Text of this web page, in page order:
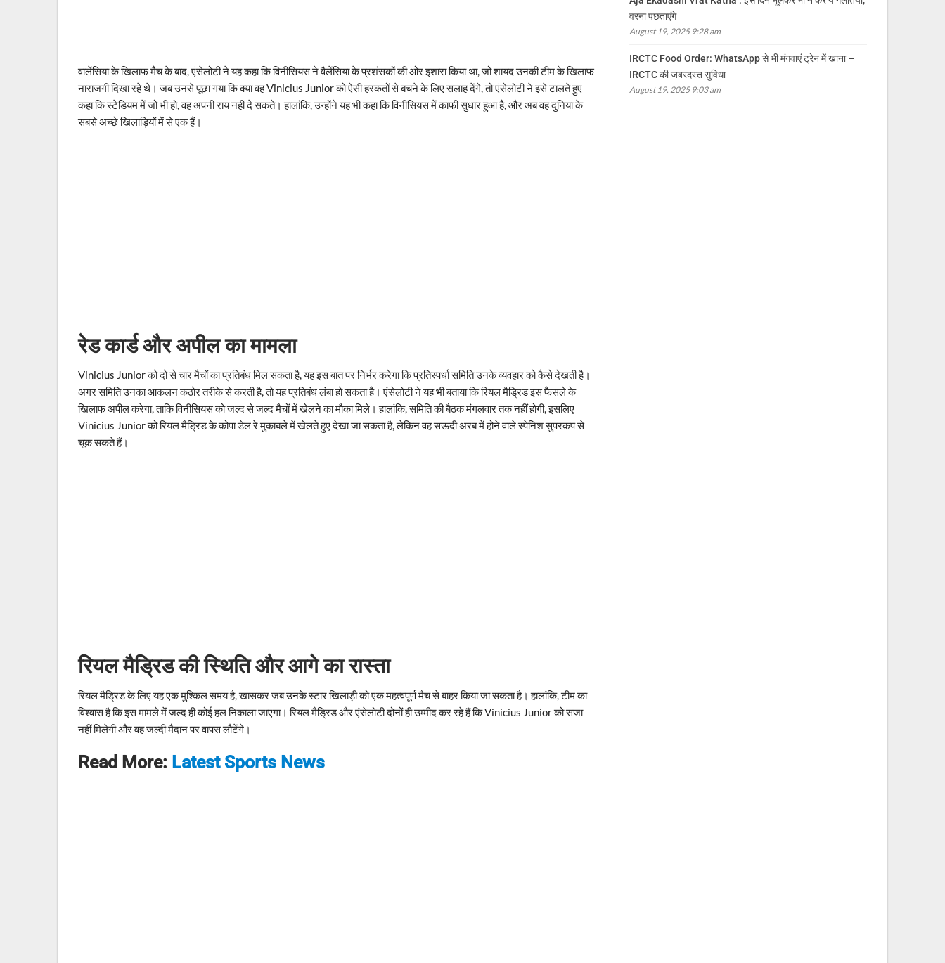
वालेंसिया के खिलाफ मैच के बाद, एंसेलोटी ने यह कहा कि विनीसियस ने वैलेंसिया के प्रशंसकों की ओर इशारा किया था, जो शायद उनकी टीम के खिलाफ
नाराजगी दिखा रहे थे। जब उनसे पूछा गया कि क्या वह Vinicius Junior को ऐसी हरकतों से बचने के लिए सलाह देंगे, तो एंसेलोटी ने इसे टालते हुए
कहा कि स्टेडियम में जो भी हो, वह अपनी राय नहीं दे सकते। हालांकि, उन्होंने यह भी कहा कि विनीसियस में काफी सुधार हुआ है, और अब वह दुनिया के
सबसे अच्छे खिलाड़ियों में से एक हैं।
रेड कार्ड और अपील का मामला
Vinicius Junior को दो से चार मैचों का प्रतिबंध मिल सकता है, यह इस बात पर निर्भर करेगा कि प्रतिस्पर्धा समिति उनके व्यवहार को कैसे देखती है।
अगर समिति उनका आकलन कठोर तरीके से करती है, तो यह प्रतिबंध लंबा हो सकता है। एंसेलोटी ने यह भी बताया कि रियल मैड्रिड इस फैसले के
खिलाफ अपील करेगा, ताकि विनीसियस को जल्द से जल्द मैचों में खेलने का मौका मिले। हालांकि, समिति की बैठक मंगलवार तक नहीं होगी, इसलिए
Vinicius Junior को रियल मैड्रिड के कोपा डेल रे मुकाबले में खेलते हुए देखा जा सकता है, लेकिन वह सऊदी अरब में होने वाले स्पेनिश सुपरकप से
चूक सकते हैं।
रियल मैड्रिड की स्थिति और आगे का रास्ता
रियल मैड्रिड के लिए यह एक मुश्किल समय है, खासकर जब उनके स्टार खिलाड़ी को एक महत्वपूर्ण मैच से बाहर किया जा सकता है। हालांकि, टीम का
विश्वास है कि इस मामले में जल्द ही कोई हल निकाला जाएगा। रियल मैड्रिड और एंसेलोटी दोनों ही उम्मीद कर रहे हैं कि Vinicius Junior को सजा
नहीं मिलेगी और वह जल्दी मैदान पर वापस लौटेंगे।
Read More: Latest Sports News
वरना पछताएंगे
August 19, 2025 9:28 am
IRCTC Food Order: WhatsApp से भी मंगवाएं ट्रेन में खाना –
IRCTC की जबरदस्त सुविधा
August 19, 2025 9:03 am